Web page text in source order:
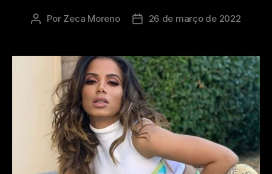
Por Zeca Moreno 26 de março de 2022